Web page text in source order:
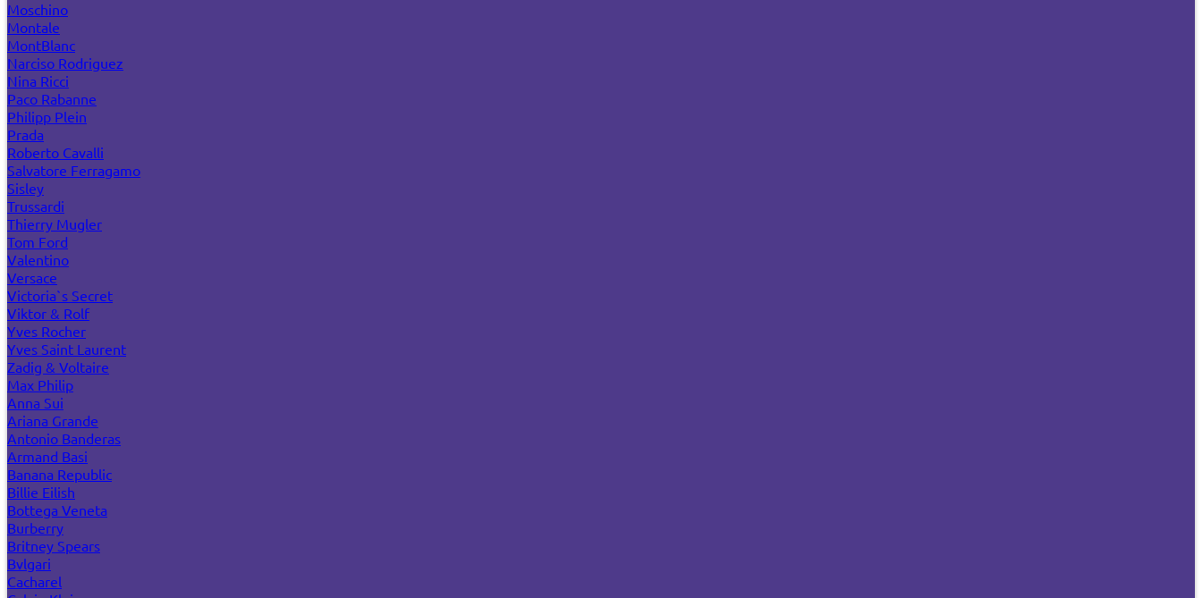
Moschino
Montale
MontBlanc
Narciso Rodriguez
Nina Ricci
Paco Rabanne
Philipp Plein
Prada
Roberto Cavalli
Salvatore Ferragamo
Sisley
Trussardi
Thierry Mugler
Tom Ford
Valentino
Versace
Victoria`s Secret
Viktor & Rolf
Yves Rocher
Yves Saint Laurent
Zadig & Voltaire
Max Philip
Anna Sui
Ariana Grande
Antonio Banderas
Armand Basi
Banana Republic
Billie Eilish
Bottega Veneta
Burberry
Britney Spears
Bvlgari
Cacharel